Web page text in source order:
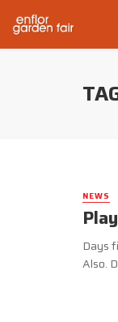
NEWS
Days
Also.